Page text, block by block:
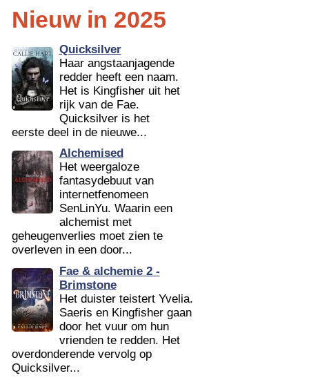
Nieuw in 2025
Quicksilver
Haar angstaanjagende
redder heeft een naam.
Het is Kingfisher uit het
rijk van de Fae.
Quicksilver is het
eerste deel in de nieuwe...
Alchemised
Het weergaloze
fantasydebuut van
internetfenomeen
SenLinYu. Waarin een
alchemist met
geheugenverlies moet zien te
overleven in een door...
Fae & alchemie 2 -
Brimstone
Het duister teistert Yvelia.
Saeris en Kingfisher gaan
door het vuur om hun
vrienden te redden. Het
overdonderende vervolg op
Quicksilver...